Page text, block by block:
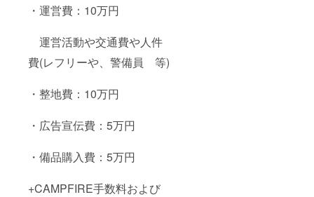
・運営費：10万円
運営活動や交通費や人件
費(レフリーや、警備員 等)
・整地費：10万円
・広告宣伝費：5万円
・備品購入費：5万円
+CAMPFIRE手数料および